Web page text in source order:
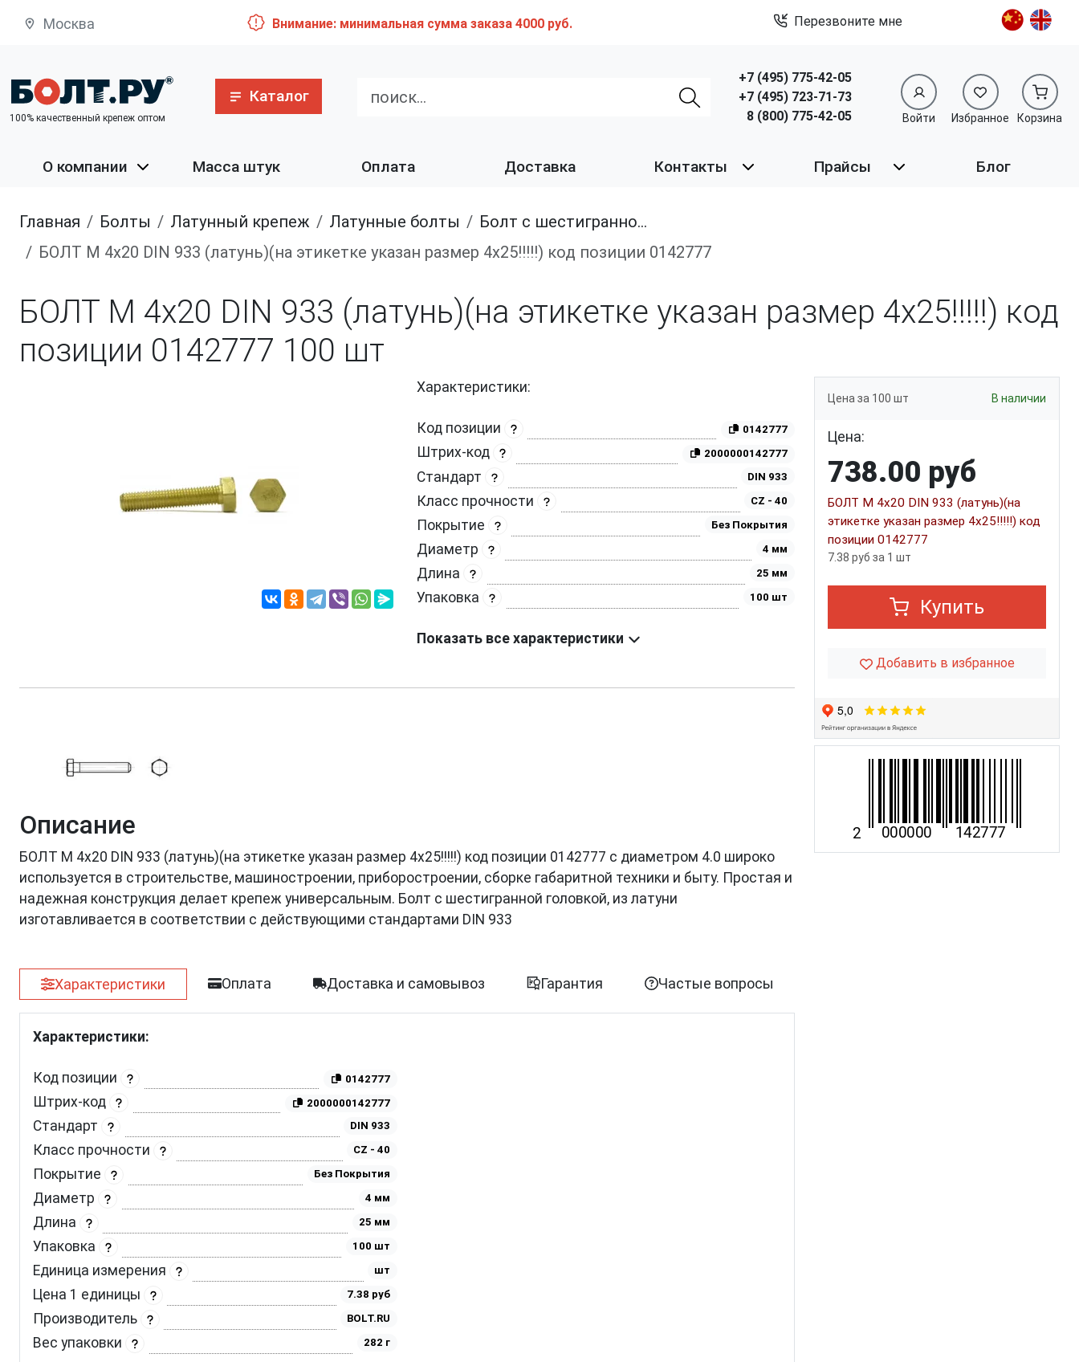
Москва Внимание: минимальная сумма заказа 4000 руб. Перезвоните мне
100% качественный крепеж оптом
Каталог
+7 (495) 775-42-05
+7 (495) 723-71-73
8 (800) 775-42-05
Войти Избранное Корзина
О компании Масса штук Оплата Доставка Контакты Прайсы Блог
Главная болты латунный крепеж латунные болты
Болт с шестигранной головкой, из латуни
БОЛТ М 4х20 DIN 933 (латунь)(на этикетке указан размер 4х25!!!!!) код позиции 0142777
БОЛТ М 4х20 DIN 933 (латунь)(на этикетке указан размер 4х25!!!!!) код
позиции 0142777 100 шт
Характеристики:
Код позиции 0142777
Штрих-код 2000000142777
Стандарт DIN 933
Класс прочности CZ - 40
Покрытие Без Покрытия
Диаметр 4 мм
Длина 25 мм
Упаковка 100 шт
Показать все характеристики
Описание
БОЛТ М 4х20 DIN 933 (латунь)(на этикетке указан размер 4х25!!!!!) код позиции 0142777 с диаметром 4.0 широко
используется в строительстве, машиностроении, приборостроении, сборке габаритной техники и быту. Простая и
надежная конструкция делает крепеж универсальным. Болт с шестигранной головкой, из латуни
изготавливается в соответствии с действующими стандартами DIN 933
Характеристики Оплата Доставка и самовывоз Гарантия Частые вопросы
Характеристики:
Код позиции 0142777
Штрих-код 2000000142777
Стандарт DIN 933
Класс прочности CZ - 40
Покрытие Без Покрытия
Диаметр 4 мм
Длина 25 мм
Упаковка 100 шт
Единица измерения шт
Цена 1 единицы 7.38 руб
Производитель BOLT.RU
Вес упаковки 282 г
Цена за 100 шт В наличии
Цена:
738.00 руб
БОЛТ М 4х20 DIN 933 (латунь)(на
этикетке указан размер 4х25!!!!!) код
позиции 0142777
7.38 руб за 1 шт
Купить
Добавить в избранное